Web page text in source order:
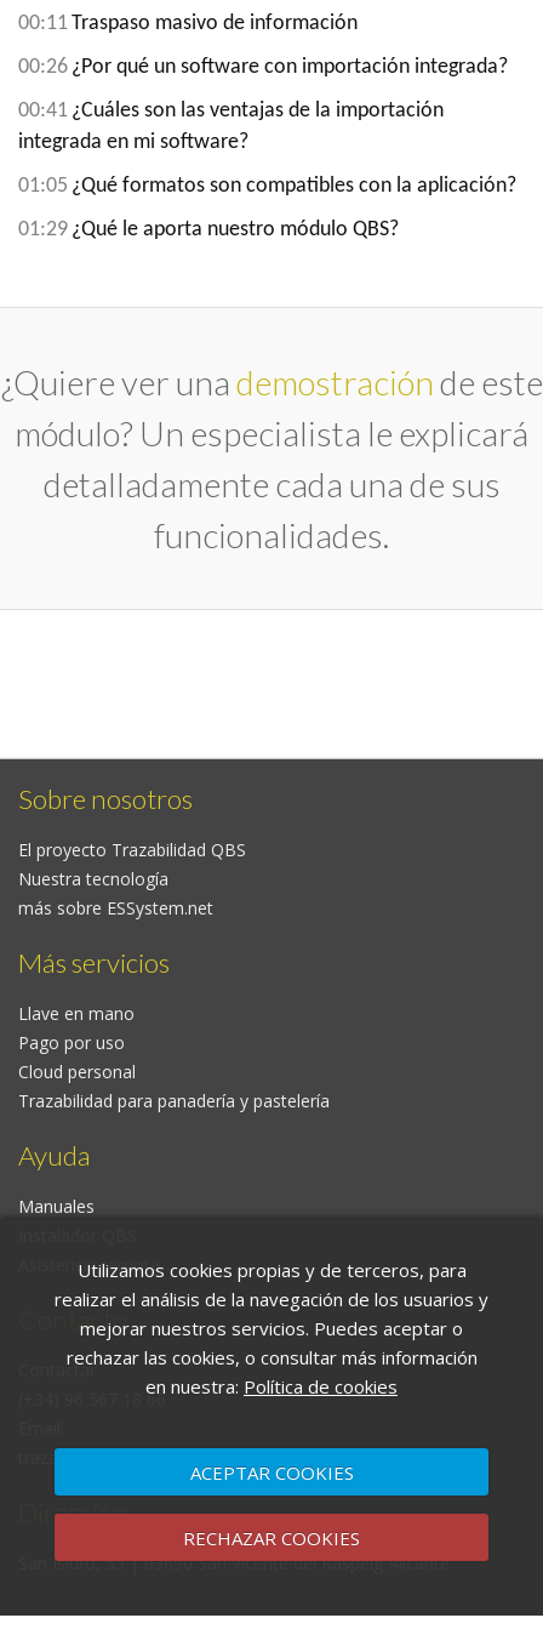
Utilizamos cookies propias y de terceros, para
realizar el análisis de la navegación de los usuarios y
mejorar nuestros servicios. Puedes aceptar o
rechazar las cookies, o consultar más información
en nuestra: Política de cookies
ACEPTAR COOKIES
RECHAZAR COOKIES
00:11Traspaso masivo de información
00:26 ¿Por qué un software con importación integrada?
00:41 ¿Cuáles son las ventajas de la importación
integrada en mi software?
01:05 ¿Qué formatos son compatibles con la aplicación?
01:29 ¿Qué le aporta nuestro módulo QBS?
¿Quiere ver una demostración de este
módulo? Un especialista le explicará
detalladamente cada una de sus
funcionalidades.
Sobre nosotros
El proyecto Trazabilidad QBS
Nuestra tecnología
más sobre ESSystem.net
Más servicios
Llave en mano
Pago por uso
Cloud personal
Trazabilidad para panadería y pastelería
Ayuda
Manuales
Asistencia remota
Contacto
Contactar
(+34) 96 567 18 66
trazabilidadqbs@essystem.net
Dirección
San Isidro, 55 | 03690 San Vicente del Raspeig Alicante